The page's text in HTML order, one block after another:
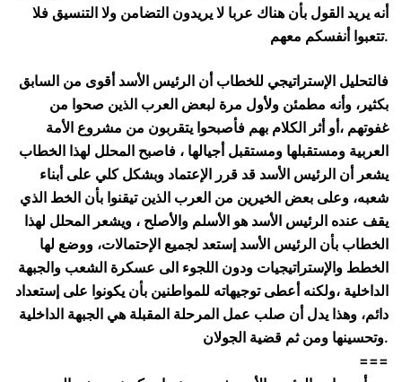
أنه يريد القول بأن هناك عربا لا يريدون التضامن ولا التنسيق فلا
تتعبوا أنفسكم معهم.
فالتحليل الإستراتيجي للخطاب أن الرئيس الأسد أقوى من السابق
بكثير، وأنه مطمئن ولأول مرة لبعض العرب الذين صحوا من
غفوتهم ،أو أثر الكلام بهم فأصبحوا يتقربون من مشروع الأمة
العربية ومستقبلها ومستقبل أجيالها ، فاصبح المحلل لهذا الخطاب
يشعر أن الرئيس الأسد قد قرر الإعتماد وبشكل كلي على أبناء
شعبه، وعلى بعض الخيرين من العرب الذين تيقنوا بأن الخط الذي
يقف عنده الرئيس الأسد هو الأسلم والأصلح ، ويشعر المحلل لهذا
الخطاب بأن الرئيس الأسد إستعد لجميع الإحتمالات، ووضع لها
الخطط والإستراتيجيات ودون اللجوء الى عسكرة الشعب والجبهة
الداخلية ،ولكنه أعطى توجيهاته للمواطنين بأن يكونوا على إستعداد
دائم، وهذا يدل أن صلب عمل المرحلة المقبلة هي الجبهة الداخلية
وتحسينها ومن ثم قضية الجولان.
===